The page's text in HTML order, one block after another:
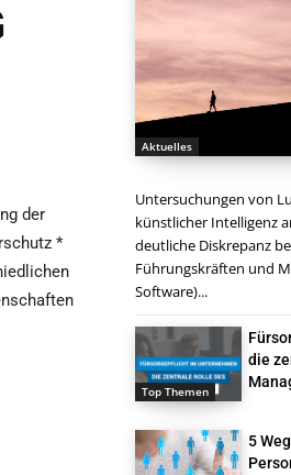
der
*
Aktuelles
Untersuchungen von
künstlicher Intelligenz
deutliche Diskrepanz
Führungskräften und
Software)...
Top Themen
die
5